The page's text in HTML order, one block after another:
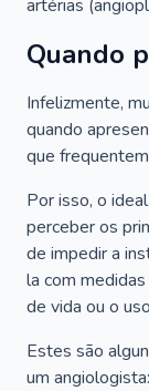
artérias
Quando
Infelizmente,
quando
que
Por isso, o
perceber os
de impedir a
la com
de vida ou o
Estes são
um angiologista: